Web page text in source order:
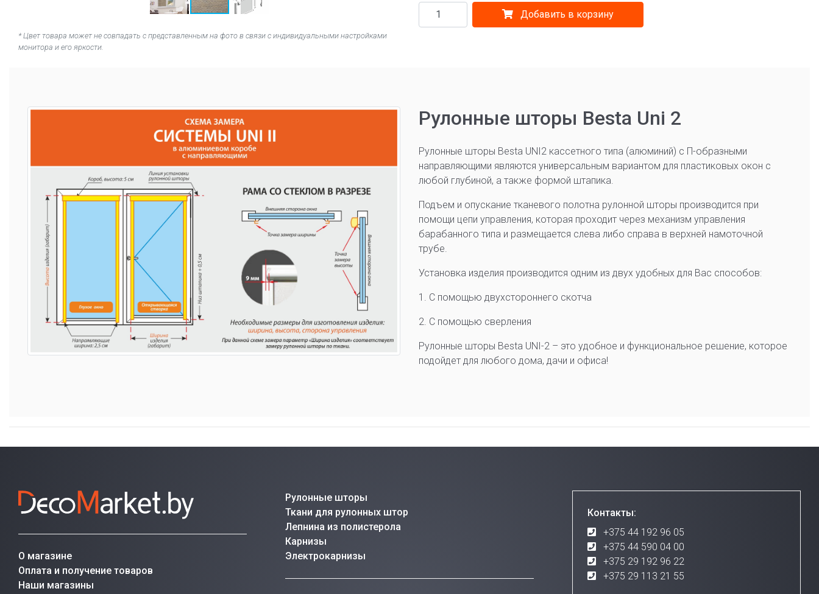
* Цвет товара может не совпадать с представленным на фото в связи с индивидуальными настройками
монитора и его яркости.
Добавить в корзину
Рулонные шторы Besta Uni 2
Рулонные шторы Besta UNI2 кассетного типа (алюминий) с П-образными
направляющими являются универсальным вариантом для пластиковых окон с
любой глубиной, а также формой штапика.
Подъем и опускание тканевого полотна рулонной шторы производится при
помощи цепи управления, которая проходит через механизм управления
барабанного типа и размещается слева либо справа в верхней намоточной
трубе.
Установка изделия производится одним из двух удобных для Вас способов:
1. С помощью двухстороннего скотча
2. С помощью сверления
Рулонные шторы Besta UNI-2 – это удобное и функциональное решение, которое
подойдет для любого дома, дачи и офиса!
О магазине
Оплата и получение товаров
Наши магазины
Рулонные шторы
Ткани для рулонных штор
Лепнина из полистерола
Карнизы
Электрокарнизы
Контакты:
+375 44 192 96 05
+375 44 590 04 00
+375 29 192 96 22
+375 29 113 21 55